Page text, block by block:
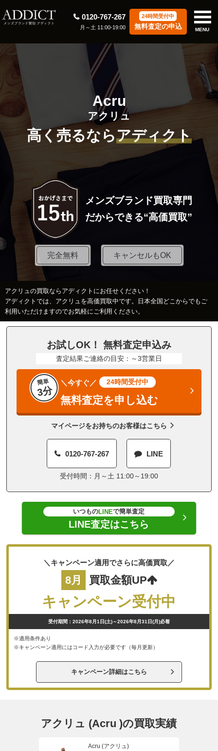
0120-767-267
月～土 11:00-19:00
24時間受付中
無料査定の申込 MENU
Acru
アクリュ
高く売るならアディクト
メンズブランド買取専門
だからできる“高価買取”
完全無料 キャンセルもOK
アクリュの買取ならアディクトにお任せください！
アディクトでは、アクリュを高価買取中です。日本全国どこからでもご
利用いただけますのでお気軽にご利用ください。
お試しOK！ 無料査定申込み
査定結果ご連絡の目安：～3営業日
簡単
3分
＼今すぐ／ 24時間受付中
無料査定を申し込む
マイページをお持ちのお客様はこちら
0120-767-267 LINE
受付時間：月～土 11:00～19:00
いつものLINEで簡単査定
LINE査定はこちら
＼キャンペーン適用でさらに高価買取／
8月 買取金額UP
キャンペーン受付中
受付期間：2026年8月1日(土)～2026年8月31日(月)必着
※適用条件あり
※キャンペーン適用にはコード入力が必要です（毎月更新）
キャンペーン詳細はこちら
アクリュ (Acru )の買取実績
Acru (アクリュ)